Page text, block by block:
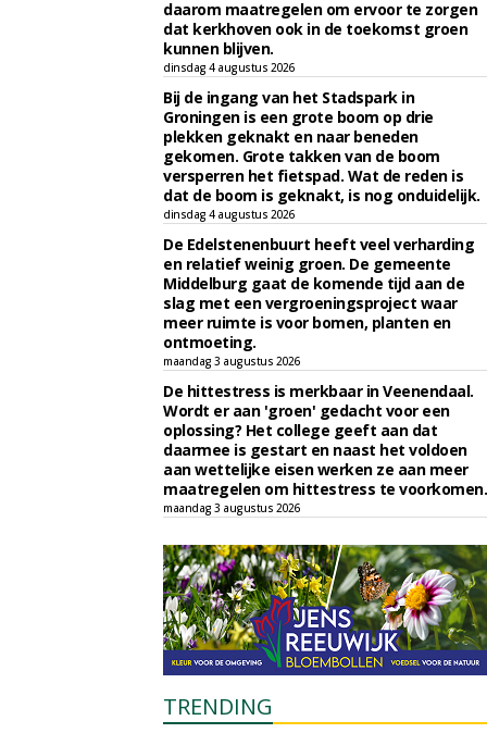
daarom maatregelen om ervoor te zorgen
dat kerkhoven ook in de toekomst groen
kunnen blijven.
dinsdag 4 augustus 2026
Bij de ingang van het Stadspark in
Groningen is een grote boom op drie
plekken geknakt en naar beneden
gekomen. Grote takken van de boom
versperren het fietspad. Wat de reden is
dat de boom is geknakt, is nog onduidelijk.
dinsdag 4 augustus 2026
De Edelstenenbuurt heeft veel verharding
en relatief weinig groen. De gemeente
Middelburg gaat de komende tijd aan de
slag met een vergroeningsproject waar
meer ruimte is voor bomen, planten en
ontmoeting.
maandag 3 augustus 2026
De hittestress is merkbaar in Veenendaal.
Wordt er aan 'groen' gedacht voor een
oplossing? Het college geeft aan dat
daarmee is gestart en naast het voldoen
aan wettelijke eisen werken ze aan meer
maatregelen om hittestress te voorkomen.
maandag 3 augustus 2026
TRENDING